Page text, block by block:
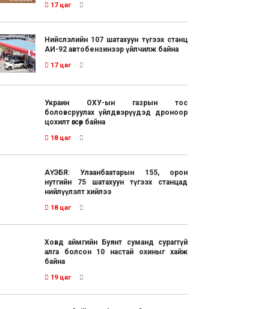
17 цаг
Нийслэлийн 107 шатахуун түгээх станц
АИ-92 автобензинээр үйлчилж байна
17 цаг
Украин ОХУ-ын газрын тос
боловсруулах үйлдвэрүүдэд дроноор
цохилт өгсөөр байна
18 цаг
АҮЭБЯ: Улаанбаатарын 155, орон
нутгийн 75 шатахуун түгээх станцад
нийлүүлэлт хийлээ
18 цаг
Ховд аймгийн Буянт суманд сураггүй
алга болсон 10 настай охиныг хайж
байна
19 цаг